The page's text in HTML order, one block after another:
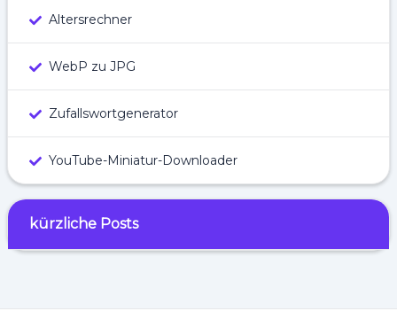
Altersrechner
WebP zu JPG
Zufallswortgenerator
YouTube-Miniatur-Downloader
kürzliche Posts